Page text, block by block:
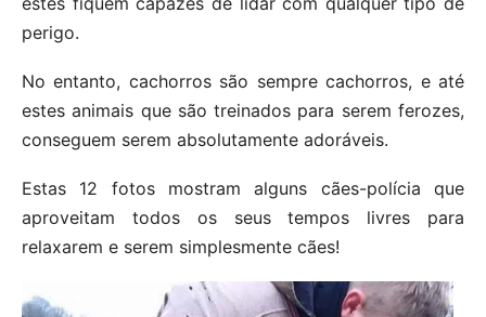
perigo.
No entanto, cachorros são sempre cachorros, e até
estes animais que são treinados para serem ferozes,
conseguem serem absolutamente adoráveis.
Estas 12 fotos mostram alguns cães-polícia que
aproveitam todos os seus tempos livres para
relaxarem e serem simplesmente cães!